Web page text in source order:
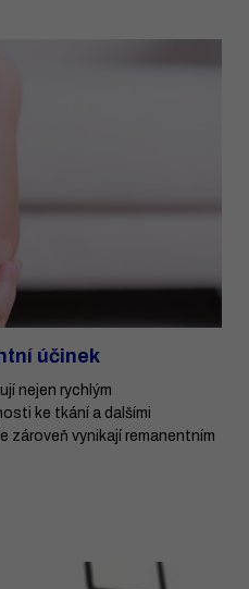
účinek
nejen rychlým
ke tkání a dalšími
zároveň vynikají remanentním